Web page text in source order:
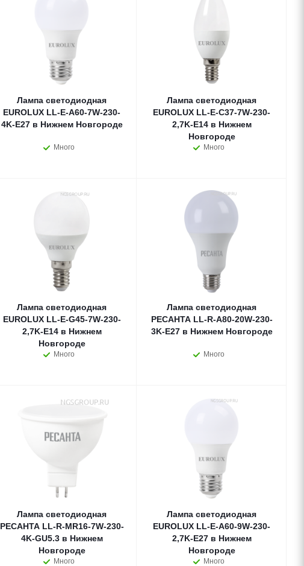
Лампа светодиодная
EUROLUX LL-E-A60-7W-230-
4K-E27 в Нижнем Новгороде
Много
Лампа светодиодная
EUROLUX LL-E-C37-7W-230-
2,7K-E14 в Нижнем
Новгороде
Много
Лампа светодиодная
EUROLUX LL-E-G45-7W-230-
2,7K-E14 в Нижнем
Новгороде
Много
Лампа светодиодная
РЕСАНТА LL-R-A80-20W-230-
3K-E27 в Нижнем Новгороде
Много
Лампа светодиодная
РЕСАНТА LL-R-MR16-7W-230-
4K-GU5.3 в Нижнем
Новгороде
Много
Лампа светодиодная
EUROLUX LL-E-A60-9W-230-
2,7K-E27 в Нижнем
Новгороде
Много